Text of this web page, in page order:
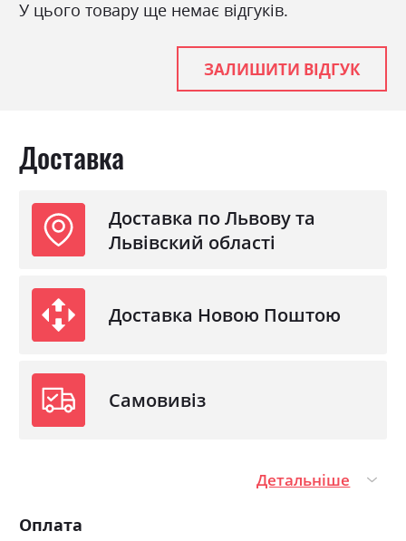
У цього товару ще немає відгуків.
ЗАЛИШИТИ ВІДГУК
Доставка
Доставка по Львову та
Львівский області
Доставка Новою Поштою
Самовивіз
Детальніше
Оплата